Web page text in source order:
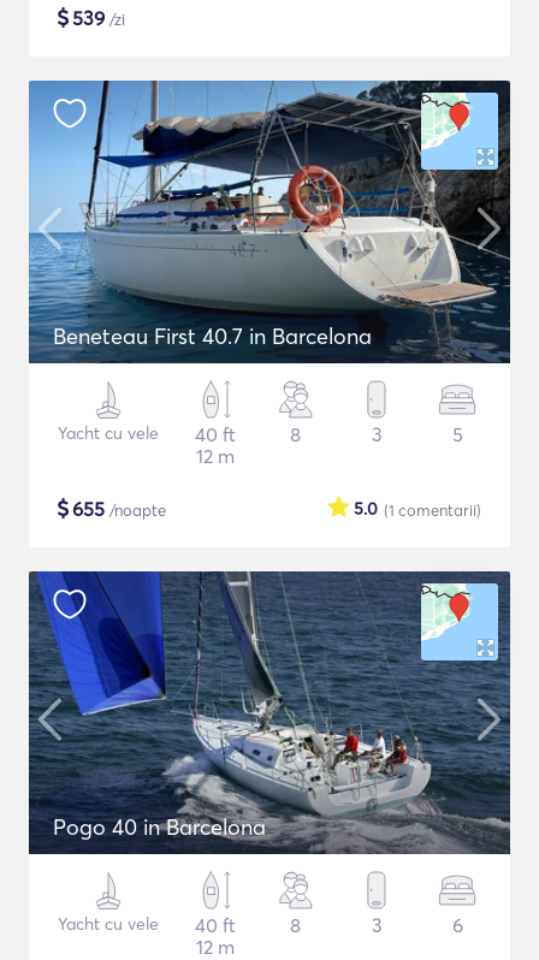
$539 /zi
Beneteau First 40.7 in Barcelona
Yacht cu vele
40 ft
12 m
8 3 5
$655 /noapte (1 comentarii)
5.0
Pogo 40 in Barcelona
Yacht cu vele
40 ft
12 m
8 3 6